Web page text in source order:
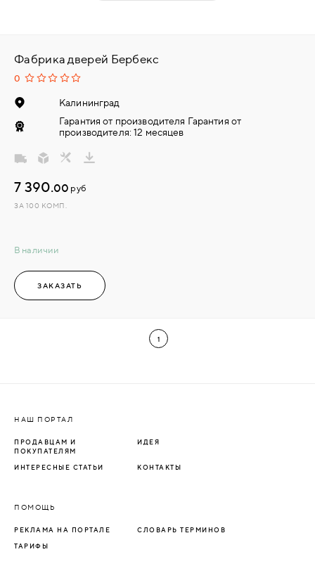
Фабрика дверей Бербекс
0
Калининград
Гарантия от производителя Гарантия от
производителя: 12 месяцев
В наличии
7 390.00 руб
ЗА 100 КОМП.
ЗАКАЗАТЬ
1
НАШ ПОРТАЛ
ПРОДАВЦАМ И
ПОКУПАТЕЛЯМ
ИДЕЯ
ИНТЕРЕСНЫЕ СТАТЬИ КОНТАКТЫ
ПОМОЩЬ
РЕКЛАМА НА ПОРТАЛЕ СЛОВАРЬ ТЕРМИНОВ
ТАРИФЫ